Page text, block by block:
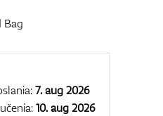
poukážky
Bag
7. aug 2026
10. aug 2026